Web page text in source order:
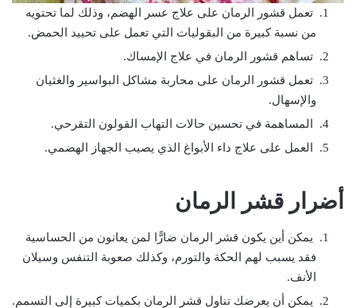
تعمل قشور الرمان على علاج عسر الهضم، وذلك لما تحتويه
من نسبة كبيرة من البقوليات التي تعمل على تحييد الحمض.
تساهم قشور الرمان في علاج الإمساك.
تعمل قشور الرمان على محاربة مشاكل البواسير والغثيان
والإسهال.
المساهمة في تحسين حالات التهاب القولون التقرحي.
العمل على علاج داء الأبواغ الذي يصيب الجهاز الهضمي.
أضرار قشر الرمان
يمكن أين يكون قشر الرمان ضارًّا لمن يعانون من الحساسية
فقد يسبب لهم الحكة والتورم، وكذلك صعوبة التنفس وسيلان
الأنف.
يمكن أن يعرضك تناول قشر الرمان بكميات كبيرة إلى التسمم.